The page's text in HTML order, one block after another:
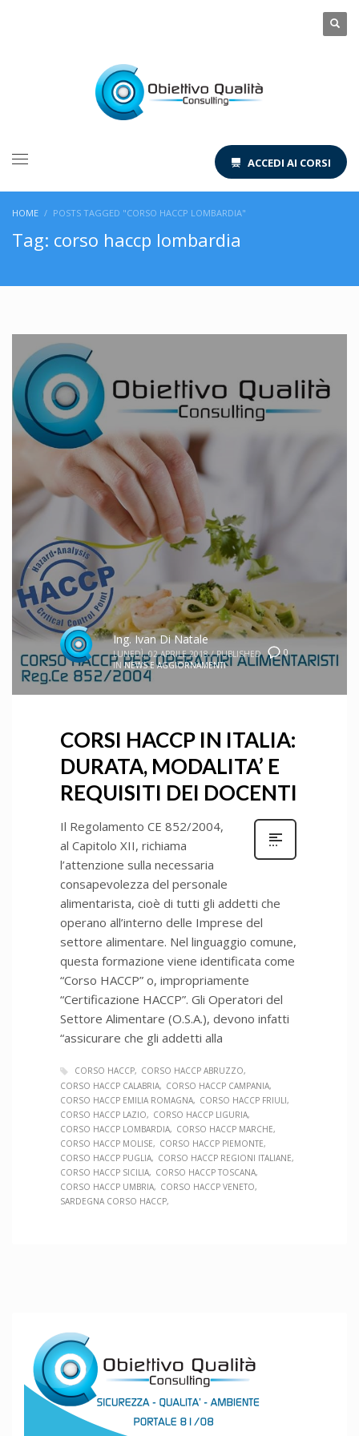
ACCEDI AI CORSI
HOME POSTS TAGGED "CORSO HACCP LOMBARDIA"
Tag: corso haccp lombardia
0
Ing. Ivan Di Natale
LUNEDÌ, 02 APRILE 2018 / PUBLISHED
IN NEWS E AGGIORNAMENTI
CORSI HACCP IN ITALIA:
DURATA, MODALITA’ E
REQUISITI DEI DOCENTI
Il Regolamento CE 852/2004,
al Capitolo XII, richiama
l’attenzione sulla necessaria
consapevolezza del personale
alimentarista, cioè di tutti gli addetti che
operano all’interno delle Imprese del
settore alimentare. Nel linguaggio comune,
questa formazione viene identificata come
“Corso HACCP” o, impropriamente
“Certificazione HACCP”. Gli Operatori del
Settore Alimentare (O.S.A.), devono infatti
“assicurare che gli addetti alla
CORSO HACCP
CORSO HACCP ABRUZZO
CORSO HACCP CALABRIA
CORSO HACCP CAMPANIA
CORSO HACCP EMILIA ROMAGNA
CORSO HACCP FRIULI
CORSO HACCP LAZIO
CORSO HACCP LIGURIA
CORSO HACCP LOMBARDIA
CORSO HACCP MARCHE
CORSO HACCP MOLISE
CORSO HACCP PIEMONTE
CORSO HACCP PUGLIA
CORSO HACCP REGIONI ITALIANE
CORSO HACCP SICILIA
CORSO HACCP TOSCANA
CORSO HACCP UMBRIA
CORSO HACCP VENETO
SARDEGNA CORSO HACCP